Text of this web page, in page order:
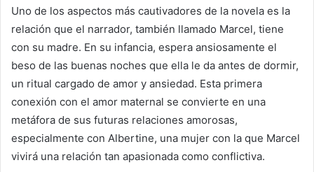
Uno de los aspectos más cautivadores de la novela es la
relación que el narrador, también llamado Marcel, tiene
con su madre. En su infancia, espera ansiosamente el
beso de las buenas noches que ella le da antes de dormir,
un ritual cargado de amor y ansiedad. Esta primera
conexión con el amor maternal se convierte en una
metáfora de sus futuras relaciones amorosas,
especialmente con Albertine, una mujer con la que Marcel
vivirá una relación tan apasionada como conflictiva.